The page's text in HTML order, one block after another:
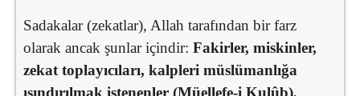
Sadakalar (zekatlar), Allah tarafından bir farz
olarak ancak şunlar içindir: Fakirler, miskinler,
zekat toplayıcıları, kalpleri müslümanlığa
ısındırılmak istenenler (Müellefe-i Kulûb),